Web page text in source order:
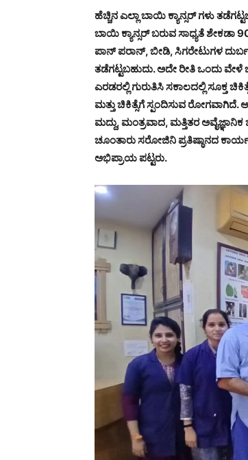
ಹೆಚ್ಚಿನ ಎಲ್ಲಾ ಬಾಯಿ ಕ್ಯಾನ್ಸರ್ ಗಳು
ಬಾಯಿ ಕ್ಯಾನ್ಸರ್ ಬರುವ ಸಾಧ್ಯತೆ ಶೇಕಡಾ 90
ಪಾನ್ ಪರಾನ್, ಬೀಡಿ, ಸಿಗರೇಟುಗಳ
ತಡೆಗಟ್ಟಬಹುದು. ಅದೇ ರೀತಿ ಒಂದು
ಎರಡರಲ್ಲಿ ಗುರುತಿಸಿ ಸಕಾಲದಲ್ಲಿ ಸೂಕ್ತ
ಮತ್ತು ಚಿಕಿತ್ಸೆಗೆ ಸ್ಪಂದಿಸುವ ರೋಗವಾಗಿದೆ.
ಮದ್ದು, ಮಂತ್ರವಾದ, ಮತ್ತಿತರ
ಚೂಂತಾರು ಸರೋಜಿನಿ ಪ್ರತಿಷ್ಠಾನದ
ಅಭಿಪ್ರಾಯ ಪಟ್ಟರು.